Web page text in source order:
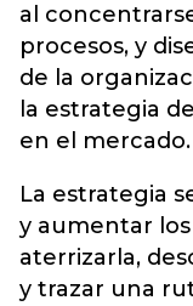
al
procesos, y
de la
la estrategia
en el mercado.
La estrategia
y aumentar
aterrizarla,
y trazar una